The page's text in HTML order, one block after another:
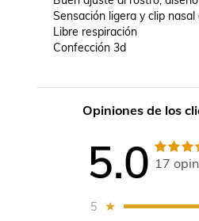
Sensación ligera y clip nasal
Libre respiración
Confección 3d
Opiniones de los
5.0 17
5